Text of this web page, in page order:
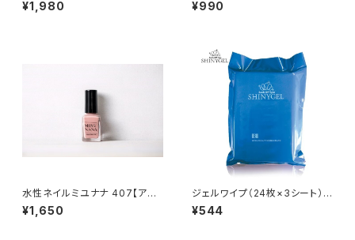
¥1,980 ¥990
水性ネイルミユナナ 407【アプ
リコットベージュ】
¥1,650
ジェルワイプ（24枚×3シート）
（シャイニージェル）
¥544